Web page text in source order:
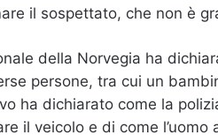
il sospettato, che non è
della Norvegia ha
persone, tra cui un
ha dichiarato come la
il veicolo e di come